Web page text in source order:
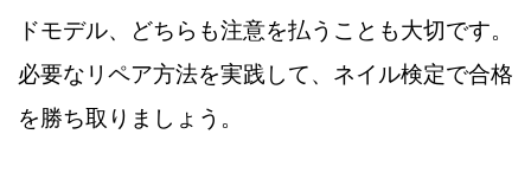
ドモデル、どちらも注意を払うことも大切です。
必要なリペア方法を実践して、ネイル検定で合格
を勝ち取りましょう。